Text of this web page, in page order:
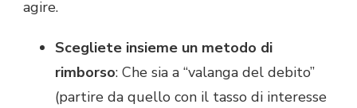
agire.
Scegliete insieme un metodo di
rimborso: Che sia a “valanga del debito”
(partire da quello con il tasso di interesse